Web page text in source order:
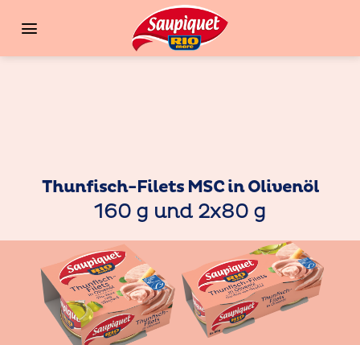
Inhalt
Thunfisch-Filets MSC in Olivenöl
160 g und 2x80 g